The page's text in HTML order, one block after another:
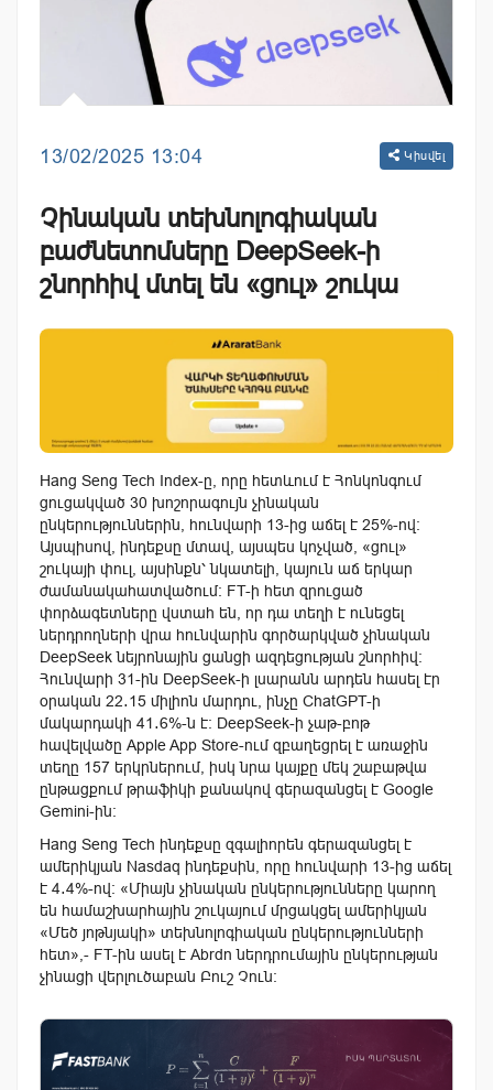
13/02/2025 13:04 Կիսվել
Չինական տեխնոլոգիական
բաժնետոմսերը DeepSeek-ի
շնորհիվ մտել են «ցուլ» շուկա
Hang Seng Tech Index-ը, որը հետևում է Հոնկոնգում
ցուցակված 30 խոշորագույն չինական
ընկերություններին, հունվարի 13-ից աճել է 25%-ով:
Այսպիսով, ինդեքսը մտավ, այսպես կոչված, «ցուլ»
շուկայի փուլ, այսինքն՝ նկատելի, կայուն աճ երկար
ժամանակահատվածում։ FT-ի հետ զրուցած
փորձագետները վստահ են, որ դա տեղի է ունեցել
ներդրողների վրա հունվարին գործարկված չինական
DeepSeek նեյրոնային ցանցի ազդեցության շնորհիվ:
Հունվարի 31-ին DeepSeek-ի լսարանն արդեն հասել էր
օրական 22․15 միլիոն մարդու, ինչը ChatGPT-ի
մակարդակի 41․6%-ն է։ DeepSeek-ի չաթ-բոթ
հավելվածը Apple App Store-ում զբաղեցրել է առաջին
տեղը 157 երկրներում, իսկ նրա կայքը մեկ շաբաթվա
ընթացքում թրաֆիկի քանակով գերազանցել է Google
Gemini-ին։
Hang Seng Tech ինդեքսը զգալիորեն գերազանցել է
ամերիկյան Nasdaq ինդեքսին, որը հունվարի 13-ից աճել
է 4․4%-ով։ «Միայն չինական ընկերությունները կարող
են համաշխարհային շուկայում մրցակցել ամերիկյան
«Մեծ յոթնյակի» տեխնոլոգիական ընկերությունների
հետ»,- FT-ին ասել է Abrdn ներդրումային ընկերության
չինացի վերլուծաբան Բուշ Չուն: